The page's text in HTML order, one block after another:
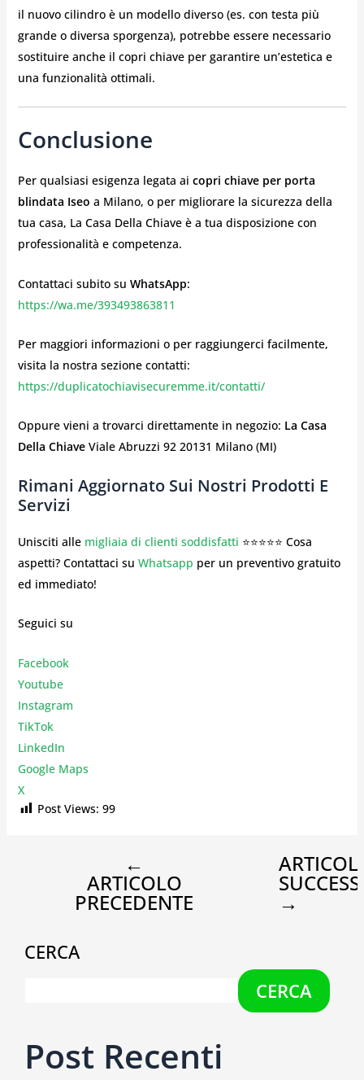
il nuovo cilindro è un modello diverso (es. con testa più
grande o diversa sporgenza), potrebbe essere necessario
sostituire anche il copri chiave per garantire un’estetica e
una funzionalità ottimali.
Conclusione
Per qualsiasi esigenza legata ai copri chiave per porta
blindata Iseo a Milano, o per migliorare la sicurezza della
tua casa, La Casa Della Chiave è a tua disposizione con
professionalità e competenza.
Contattaci subito su WhatsApp:
https://wa.me/393493863811
Per maggiori informazioni o per raggiungerci facilmente,
visita la nostra sezione contatti:
https://duplicatochiavisecuremme.it/contatti/
Oppure vieni a trovarci direttamente in negozio: La Casa
Della ChiaveViale Abruzzi 92 20131 Milano (MI)
Rimani Aggiornato Sui Nostri Prodotti E
Servizi
Unisciti alle migliaia di clienti soddisfatti ⭐⭐⭐⭐⭐ Cosa
aspetti? Contattaci su Whatsapp per un preventivo gratuito
ed immediato!
Seguici su
Facebook
Youtube
Instagram
TikTok
LinkedIn
Google Maps
X
Post Views: 99
←
ARTICOLO
PRECEDENTE →
CERCA
CERCA
Post Recenti